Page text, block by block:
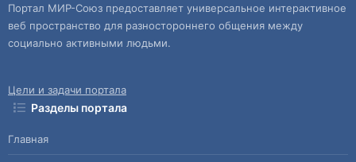
Портал МИР-Союз предоставляет универсальное интерактивное
веб пространство для разностороннего общения между
социально активными людьми.
Цели и задачи портала
Разделы портала
Главная